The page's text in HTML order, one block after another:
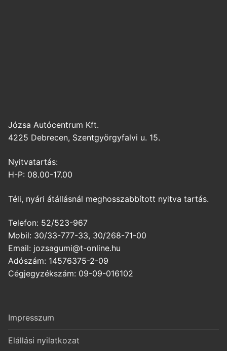
Józsa Autócentrum Kft.
4225 Debrecen, Szentgyörgyfalvi u. 15.
Nyitvatartás:
H-P: 08.00-17.00
Téli, nyári átállásnál meghosszabbított nyitva tartás.
Telefon: 52/523-967
Mobil: 30/33-777-33, 30/268-71-00
Email: jozsagumi@t-online.hu
Adószám: 14576375-2-09
Cégjegyzékszám: 09-09-016102
Impresszum
Elállási nyilatkozat